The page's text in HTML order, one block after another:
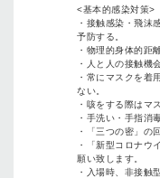
<基本的感染対策>
・接触感染・飛沫
予防する。
・物理的身体的距
・人と人の接触機
・常にマスクを着
ない。
・咳をする際はマ
・手洗い・手指消
・「三つの密」の
・「新型コロナウ
願い致します。
・入場時、非接触